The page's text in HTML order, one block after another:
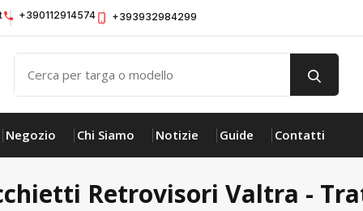
+390112914574 +393932984299
Negozio Chi Siamo Notizie Guide Contatti
Retrovisori Valtra -